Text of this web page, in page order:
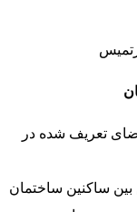
تعریف شده در
ساکنین ساختمان